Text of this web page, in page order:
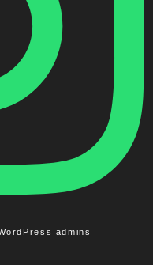
admins